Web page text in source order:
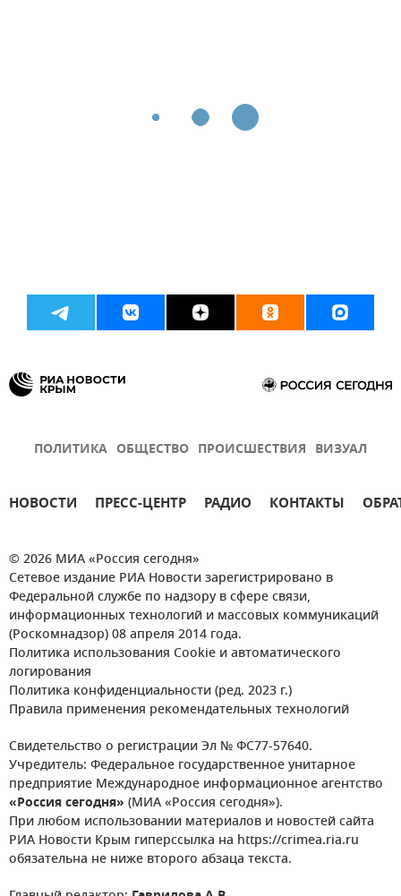
ПОЛИТИКА ОБЩЕСТВО ПРОИСШЕСТВИЯ ВИЗУАЛ
НОВОСТИ ПРЕСС-ЦЕНТР РАДИО КОНТАКТЫ
© 2026 МИА «Россия сегодня»
Сетевое издание РИА Новости зарегистрировано в
Федеральной службе по надзору в сфере связи,
информационных технологий и массовых коммуникаций
(Роскомнадзор) 08 апреля 2014 года.
Политика использования Cookie и автоматического
логирования
Политика конфиденциальности (ред. 2023 г.)
Правила применения рекомендательных технологий
Свидетельство о регистрации Эл № ФС77-57640.
Учредитель: Федеральное государственное унитарное
предприятие Международное информационное агентство
«Россия сегодня» (МИА «Россия сегодня»).
При любом использовании материалов и новостей сайта
РИА Новости Крым гиперссылка на https://crimea.ria.ru
обязательна не ниже второго абзаца текста.